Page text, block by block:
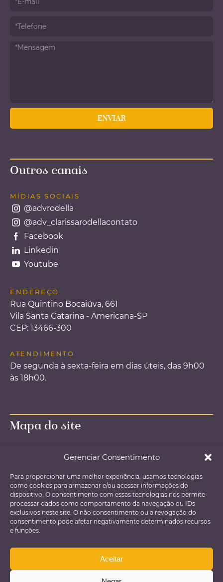
Gerenciar Consentimento
Para proporcionar uma melhor experiência, usamos tecnologias
como cookies para armazenar e/ou acessar informações do
dispositivo. O consentimento com essas tecnologias nos permite
processar dados como comportamento da navegação ou IDs
exclusivos neste site. O não consentimento ou a revogação do
consentimento pode afetar negativamente determinados recursos
e funções.
Aceitar
Outros canais
MÍDIAS SOCIAIS
@advrodella
@adv_clarissarodellacontato
Facebook
Linkedin
Youtube
ENDEREÇO
Rua Quintino Bocaiúva, 661
Vila Santa Catarina - Americana-SP
CEP: 13466-300
ATENDIMENTO
De segunda à sexta-feira em dias úteis, das 9h00
às 18h00.
Mapa do site
Página inicial – Home
Áreas de atuação
Agendamento de consultas
E-books e materiais gratuitos
Política de Privacidade
Política de Qualidade
Fale conosco